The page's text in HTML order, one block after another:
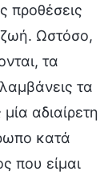
προθέσεις
Ωστόσο,
τα
τα
αδιαίρετη
κατά
που είμαι